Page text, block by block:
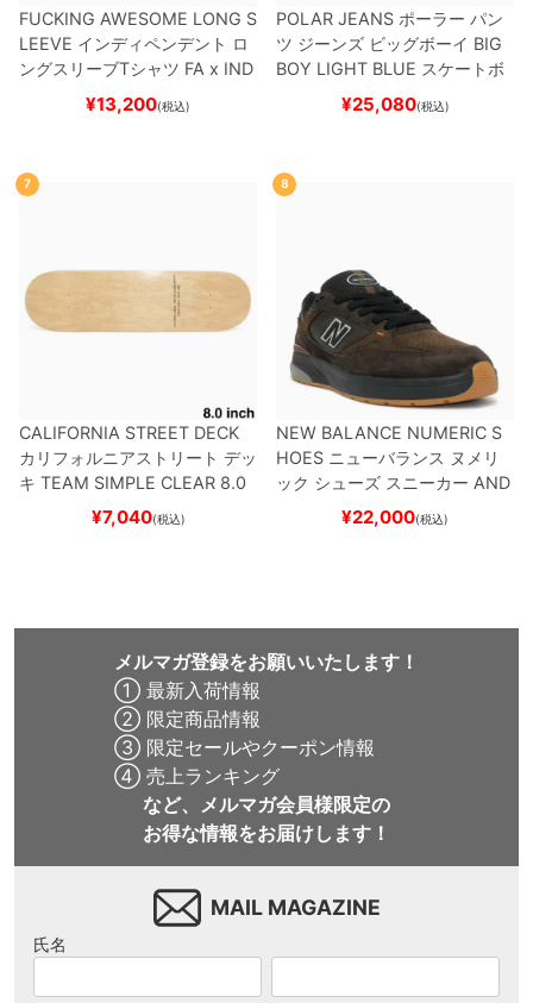
FUCKING AWESOME LONG S
LEEVE インディペンデント ロ
ングスリーブTシャツ FA x IND
EPENDENTHOSTAGE
スケートボード スケボー
¥13,200(税込)
POLAR JEANS ポーラー パン
ツ ジーンズ ビッグボーイ BIG
BOY LIGHT BLUE スケートボ
ード スケボー
¥25,080(税込)
7
CALIFORNIA STREET DECK
カリフォルニアストリート デッ
キ TEAM SIMPLE CLEAR 8.0
ブランク（DSM）
ード スケボー
¥7,040(税込)
8
NEW BALANCE NUMERIC S
HOES ニューバランス ヌメリ
ック シューズ スニーカー AND
REW REYNOLDS 933
BROWN/BLACK
スケート
¥22,000(税込)
メルマガ登録をお願いいたします！
① 最新入荷情報
② 限定商品情報
③ 限定セールやクーポン情報
④ 売上ランキング
など、メルマガ会員様限定の
お得な情報をお届けします！
MAIL MAGAZINE
氏名